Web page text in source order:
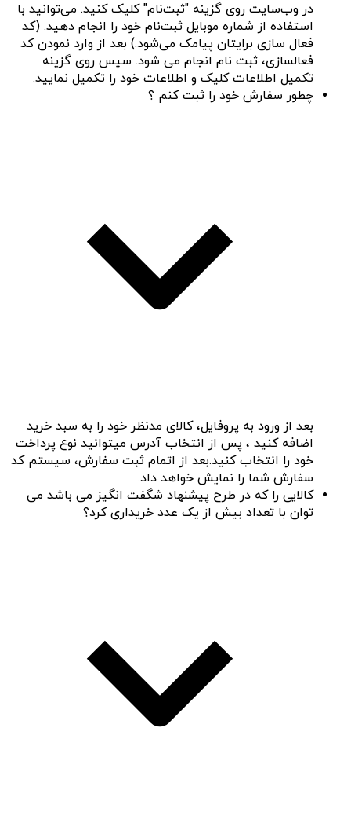
در وب‌سایت روی گزینه "ثبت‌نام" کلیک کنید. می‌توانید با
استفاده از شماره موبایل ثبت‌نام خود را انجام دهید. (کد
فعال سازی برایتان پیامک می‌شود.) بعد از وارد نمودن کد
فعالسازی، ثبت نام انجام می شود. سپس روی گزینه
تکمیل اطلاعات کلیک و اطلاعات خود را تکمیل نمایید.
چطور سفارش خود را ثبت کنم ؟
بعد از ورود به پروفایل، کالای مدنظر خود را به سبد خرید
اضافه کنید ، پس از انتخاب آدرس میتوانید نوع پرداخت
خود را انتخاب کنید.بعد از اتمام ثبت سفارش، سیستم کد
سفارش شما را نمایش خواهد داد.
کالایی را که در طرح پیشنهاد شگفت انگیز می باشد می
توان با تعداد بیش از یک عدد خریداری کرد؟